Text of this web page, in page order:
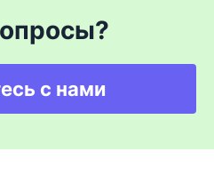
с нами